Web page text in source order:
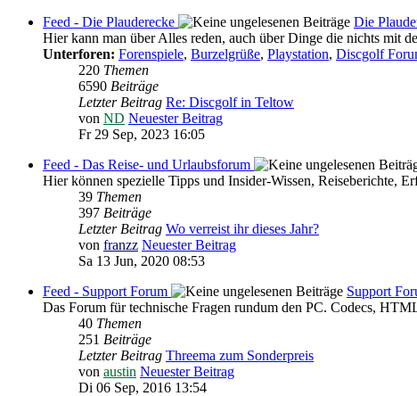
Feed - Die Plauderecke
Die
Hier kann man über Alles reden, auch über Dinge die nichts mit
Unterforen: Forenspiele, Burzelgrüße, Playstation, Discgolf
220 Themen
6590 Beiträge
Letzter Beitrag Re: Discgolf in Teltow
von ND Neuester Beitrag
Fr 29 Sep, 2023 16:05
Feed - Das Reise- und Urlaubsforum
Hier können spezielle Tipps und Insider-Wissen, Reiseberichte,
39 Themen
397 Beiträge
Letzter Beitrag Wo verreist ihr dieses Jahr?
von franzz Neuester Beitrag
Sa 13 Jun, 2020 08:53
Feed - Support Forum
Support
Das Forum für technische Fragen rundum den PC. Codecs,
40 Themen
251 Beiträge
Letzter Beitrag Threema zum Sonderpreis
von austin Neuester Beitrag
Di 06 Sep, 2016 13:54